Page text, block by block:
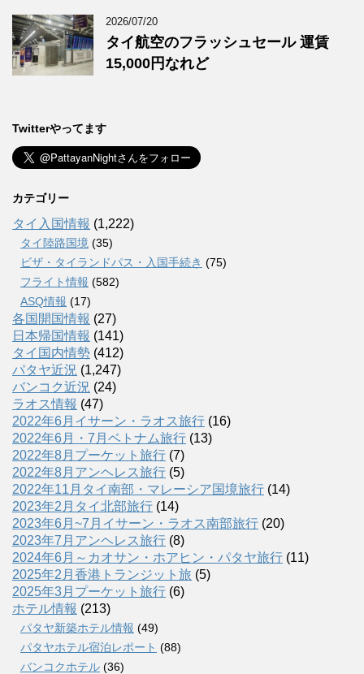
2026/07/20
タイ航空のフラッシュセール 運賃
15,000円なれど
Twitterやってます
カテゴリー
タイ入国情報 (1,222)
タイ陸路国境 (35)
ビザ・タイランドパス・入国手続き (75)
フライト情報 (582)
ASQ情報 (17)
各国開国情報 (27)
日本帰国情報 (141)
タイ国内情勢 (412)
パタヤ近況 (1,247)
バンコク近況 (24)
ラオス情報 (47)
2022年6月イサーン・ラオス旅行 (16)
2022年6月・7月ベトナム旅行 (13)
2022年8月プーケット旅行 (7)
2022年8月アンヘレス旅行 (5)
2022年11月タイ南部・マレーシア国境旅行 (14)
2023年2月タイ北部旅行 (14)
2023年6月~7月イサーン・ラオス南部旅行 (20)
2023年7月アンヘレス旅行 (8)
2024年6月～カオサン・ホアヒン・パタヤ旅行 (11)
2025年2月香港トランジット旅 (5)
2025年3月プーケット旅行 (6)
ホテル情報 (213)
パタヤ新築ホテル情報 (49)
パタヤホテル宿泊レポート (88)
バンコクホテル (36)